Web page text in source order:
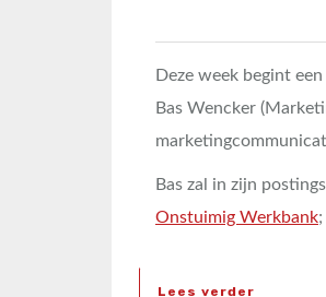
Deze week begint
Bas Wencker
Bas zal in zijn
Onstuimig Werkbank
Lees verder